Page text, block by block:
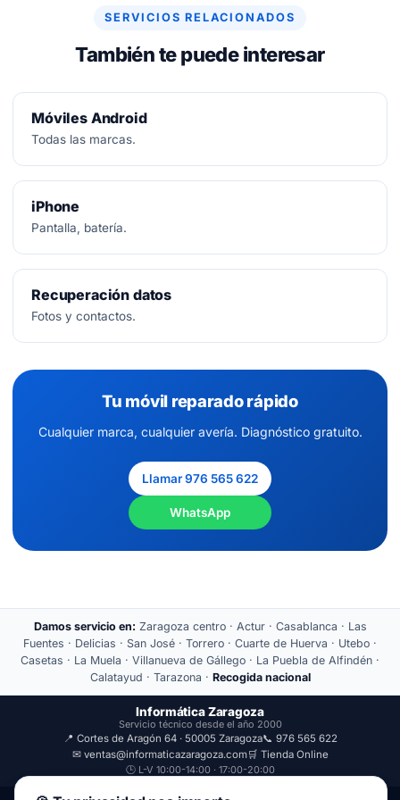
SERVICIOS RELACIONADOS
También te puede interesar
Móviles Android
Todas las marcas.
iPhone
Pantalla, batería.
Recuperación datos
Fotos y contactos.
Tu móvil reparado rápido
Cualquier marca, cualquier avería. Diagnóstico gratuito.
Llamar 976 565 622
WhatsApp
Damos servicio en: Zaragoza centro · Actur · Casablanca · Las
Fuentes · Delicias · San José · Torrero · Cuarte de Huerva · Utebo ·
Casetas · La Muela · Villanueva de Gállego · La Puebla de Alfindén ·
Calatayud · Tarazona · Recogida nacional
Informática Zaragoza
Servicio técnico desde el año 2000
📍 Cortes de Aragón 64 · 50005 Zaragoza📞 976 565 622
✉ ventas@informaticazaragoza.com🛒 Tienda Online
🕒 L-V 10:00-14:00 · 17:00-20:00